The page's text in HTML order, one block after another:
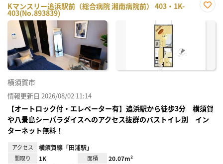
Kマンスリー追浜駅前（総合病院 湘南病院前） 403・1K-
403(No.893839)
に入
横須賀市
情報更新日 2026/08/02 11:14
【オートロック付・エレベーター有】追浜駅から徒歩3分 横須賀
や八景島シーパラダイスへのアクセス抜群のバストイレ別 イン
ターネット無料！
アクセス 横須賀線「田浦駅」
間取り 1K 面積 20.07m²